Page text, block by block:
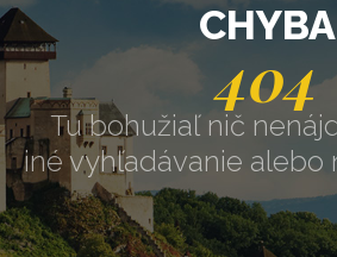
CHYBA
404
Tu bohužiaľ nič
iné vyhľadávanie alebo